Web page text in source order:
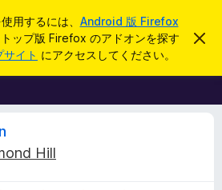
用するには、 Android 版 Firefox
ップ版 Firefox のアドオンを探す
イト にアクセスしてください。
こ
知
せ
F
i
e
x
ログイン
Hill